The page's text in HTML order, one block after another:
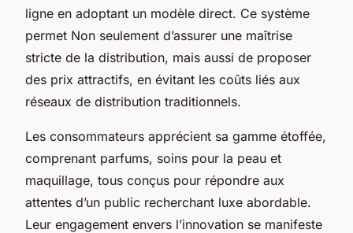
ligne en adoptant un modèle direct. Ce système
permet Non seulement d’assurer une maîtrise
stricte de la distribution, mais aussi de proposer
des prix attractifs, en évitant les coûts liés aux
réseaux de distribution traditionnels.
Les consommateurs apprécient sa gamme étoffée,
comprenant parfums, soins pour la peau et
maquillage, tous conçus pour répondre aux
attentes d’un public recherchant luxe abordable.
Leur engagement envers l’innovation se manifeste